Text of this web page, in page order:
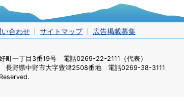
合わせ サイトマップ 広告掲載募集
一丁目3番19号 電話0269-22-2111（代表）
野県中野市大字豊津2508番地 電話0269-38-3111